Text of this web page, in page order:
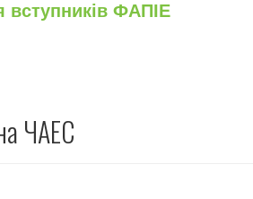
вступників ФАПІЕ
ЧАЕС